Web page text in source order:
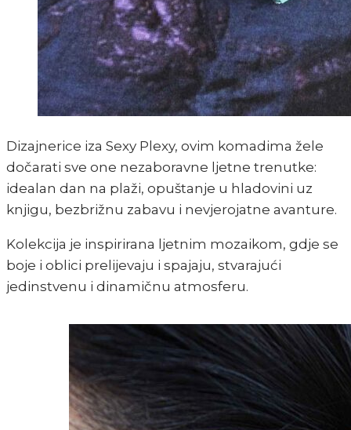
Dizajnerice iza Sexy Plexy, ovim komadima žele
dočarati sve one nezaboravne ljetne trenutke:
idealan dan na plaži, opuštanje u hladovini uz
knjigu, bezbrižnu zabavu i nevjerojatne avanture.
Kolekcija je inspirirana ljetnim mozaikom, gdje se
boje i oblici prelijevaju i spajaju, stvarajući
jedinstvenu i dinamičnu atmosferu.